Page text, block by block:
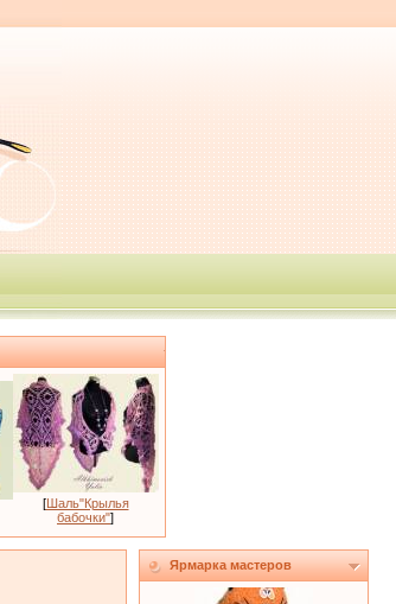
[Шаль"Крылья
бабочки"]
Ярмарка мастеров